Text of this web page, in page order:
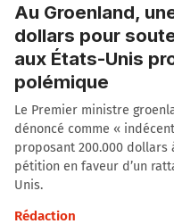
Au Groenland,
dollars pour
aux États-Unis
polémique
Le Premier ministre
dénoncé comme «
proposant 200.000 dollars
pétition en faveur d’un
Unis.
Rédaction